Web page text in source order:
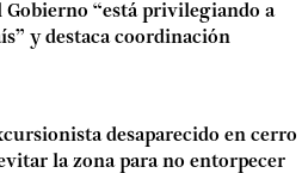
Gobierno “está privilegiando a
y destaca coordinación
desaparecido en cerro
la zona para no entorpecer